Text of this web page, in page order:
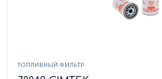
ТОПЛИВНЫЙ ФИЛЬТР